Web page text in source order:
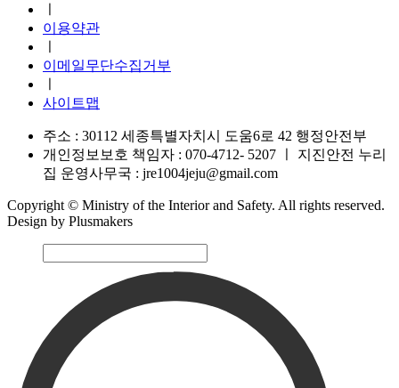
이용약관
이메일무단수집거부
사이트맵
주소 : 30112 세종특별자치시 도움6로 42 행정안전부
개인정보보호 책임자 : 070-4712- 5207
지진안전 누리
집 운영사무국 : jre1004jeju@gmail.com
Copyright © Ministry of the Interior and Safety. All rights reserved.
Design by Plusmakers